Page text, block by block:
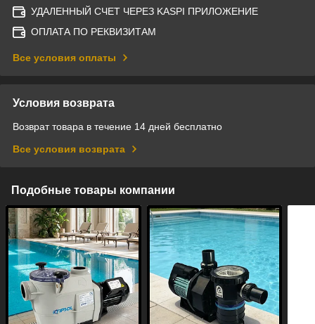
УДАЛЕННЫЙ СЧЕТ ЧЕРЕЗ KASPI ПРИЛОЖЕНИЕ
ОПЛАТА ПО РЕКВИЗИТАМ
Все условия оплаты
Условия возврата
Возврат товара в течение 14 дней бесплатно
Все условия возврата
Подобные товары компании